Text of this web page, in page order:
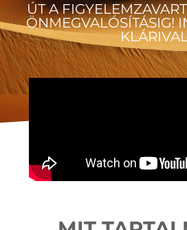
ÚT A
ÖNMEGVALÓSÍTÁSIG!